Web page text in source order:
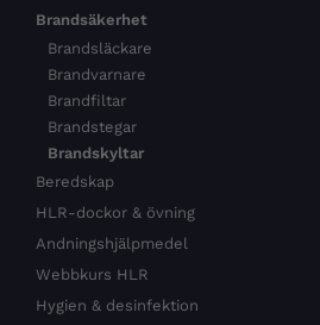
Brandsäkerhet
Brandsläckare
Brandvarnare
Brandfiltar
Brandstegar
Brandskyltar
Beredskap
HLR-dockor & övning
Andningshjälpmedel
Webbkurs HLR
Hygien & desinfektion